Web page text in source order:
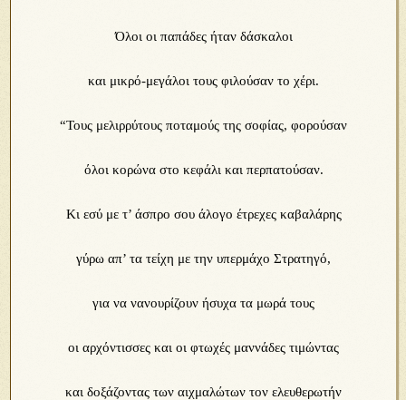
Όλοι οι παπάδες ήταν δάσκαλοι
και μικρό-μεγάλοι τους φιλούσαν το χέρι.
“Τους μελιρρύτους ποταμούς της σοφίας, φορούσαν
όλοι κορώνα στο κεφάλι και περπατούσαν.
Κι εσύ με τ’ άσπρο σου άλογο έτρεχες καβαλάρης
γύρω απ’ τα τείχη με την υπερμάχο Στρατηγό,
για να νανουρίζουν ήσυχα τα μωρά τους
οι αρχόντισσες και οι φτωχές μαννάδες τιμώντας
και δοξάζοντας των αιχμαλώτων τον ελευθερωτήν